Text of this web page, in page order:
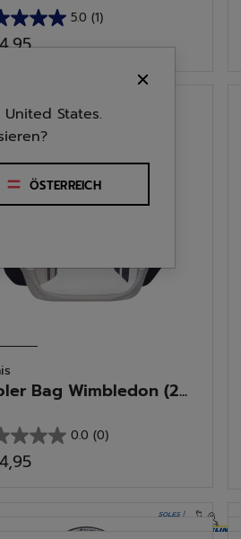
5.0 (1)
Bag Wimbledon (2...
0.0 (0)
States.
ÖSTERREICH